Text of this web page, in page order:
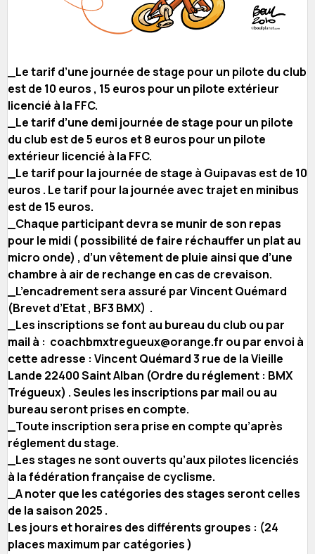
_Le tarif d’une journée de stage pour un pilote du club
est de 10 euros , 15 euros pour un pilote extérieur
licencié à la FFC.
_Le tarif d’une demi journée de stage pour un pilote
du club est de 5 euros et 8 euros pour un pilote
extérieur licencié à la FFC.
_Le tarif pour la journée de stage à Guipavas est de 10
euros . Le tarif pour la journée avec trajet en minibus
est de 15 euros.
_Chaque participant devra se munir de son repas
pour le midi ( possibilité de faire réchauffer un plat au
micro onde) , d’un vêtement de pluie ainsi que d’une
chambre à air de rechange en cas de crevaison.
_L’encadrement sera assuré par Vincent Quémard
(Brevet d’Etat , BF3 BMX) .
_Les inscriptions se font au bureau du club ou par
mail à : coachbmxtregueux@orange.fr ou par envoi à
cette adresse : Vincent Quémard 3 rue de la Vieille
Lande 22400 Saint Alban (Ordre du réglement : BMX
Trégueux) . Seules les inscriptions par mail ou au
bureau seront prises en compte.
_Toute inscription sera prise en compte qu’après
réglement du stage.
_Les stages ne sont ouverts qu’aux pilotes licenciés
à la fédération française de cyclisme.
_A noter que les catégories des stages seront celles
de la saison 2025 .
Les jours et horaires des différents groupes : (24
places maximum par catégories )